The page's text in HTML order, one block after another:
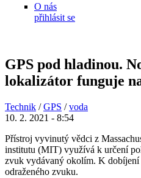
O nás
přihlásit se
GPS pod hladinou.
lokalizátor funguje
Technik /GPS /voda
10. 2. 2021 - 8:54
Přístroj vyvinutý vědci z
institutu (MIT) využívá k určení
zvuk vydávaný okolím. K dobíjení
odraženého zvuku.